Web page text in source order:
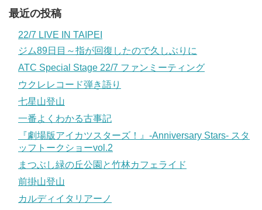
最近の投稿
22/7 LIVE IN TAIPEI
ジム89日目～指が回復したので久しぶりに
ATC Special Stage 22/7 ファンミーティング
ウクレレコード弾き語り
七星山登山
一番よくわかる古事記
『劇場版アイカツスターズ！』-Anniversary Stars- スタ
ッフトークショーvol.2
まつぶし緑の丘公園と竹林カフェライド
前掛山登山
カルディイタリアーノ